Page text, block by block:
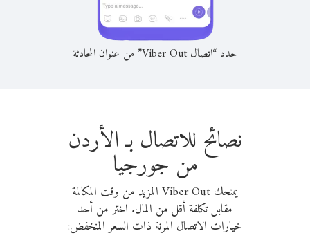
حدد “اتصال Viber Out” من عنوان المحادثة
نصائح للاتصال بـ الأردن
من جورجيا
يمنحك Viber Out المزيد من وقت المكالمة
مقابل تكلفة أقل من المال. اختر من أحد
خيارات الاتصال المرنة ذات السعر المنخفض: